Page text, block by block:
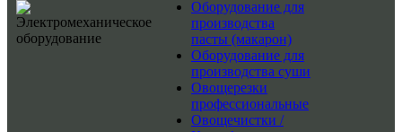
Оборудование для
производства
пасты (макарон)
Оборудование для
производства суши
Овощерезки
профессиональные
Овощечистки /